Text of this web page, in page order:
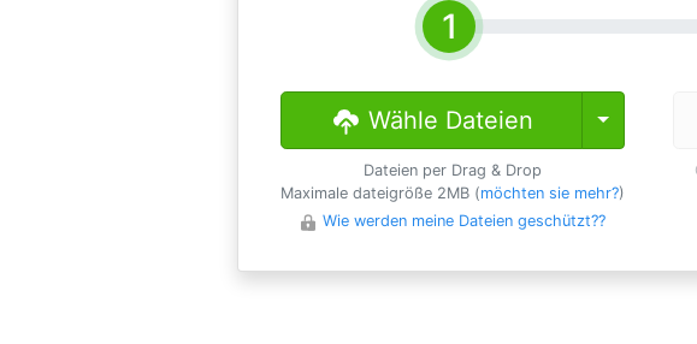
Wähle Dateien Toggle
Dateien per Drag & Drop
Maximale dateigröße 2MB (möchten sie mehr?)
Wie werden meine Dateien geschützt??